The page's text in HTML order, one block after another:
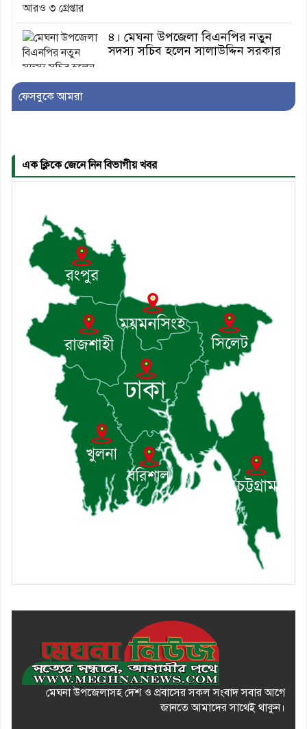
৪। মেঘনা উপজেলা বিএনপির নতুন
সদস্য সচিব হলেন সালাউদ্দিন সরকার
৫। জেলা পুলিশ সুপার থেকে সম্মাননা
৭। দাউদকান্দিতে মুচি সম্প্রদায়ের
খোঁজখবর নিলেন ড. খন্দকার মারুফ
হোসেন
৮। মেঘনায় আইন-শৃঙ্খলা কমিটির
মাসিক সভা অনুষ্ঠিত
৯। জাতীয় নেতা ড. খন্দকার
মোশাররফ হোসেনের মূল্যায়ন কোথায়
এবং একটি বিশ্লেষণ
১০। দাউদকান্দিতে ইউপি সদস্যকে
মারধরের চেষ্টা ও প্রাণনাশের হুমকির
অভিযোগ
ফেসবুকে আমরা
এক ক্লিকে জেনে নিন বিভাগীয় খবর
মেঘনা উপজেলাসহ দেশ ও প্রবাসের সকল সংবাদ সবার আগে
জানতে আমাদের সাথেই থাকুন।